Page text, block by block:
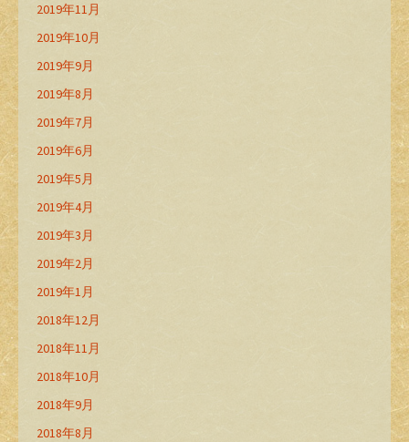
2019年11月
2019年10月
2019年9月
2019年8月
2019年7月
2019年6月
2019年5月
2019年4月
2019年3月
2019年2月
2019年1月
2018年12月
2018年11月
2018年10月
2018年9月
2018年8月